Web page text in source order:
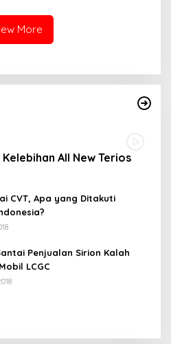
More
All New Terios
CVT, Apa yang Ditakuti
Penjualan Sirion Kalah
LCGC